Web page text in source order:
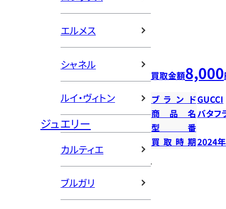
エルメス
シャネル
ルイ・ヴィトン
ジュエリー
カルティエ
ブルガリ
買取金額8,000
ブランドGUCCI
商品名バタフ
型番
買取時期2024